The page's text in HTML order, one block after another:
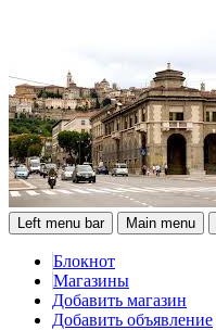
Left menu bar Main menu
Блокнот
Магазины
Добавить магазин
Добавить объявление